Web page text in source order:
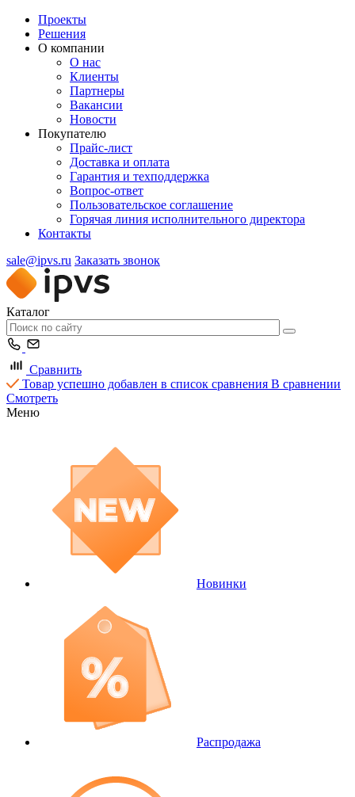
Проекты
Решения
О компании
О нас
Клиенты
Партнеры
Вакансии
Новости
Покупателю
Прайс-лист
Доставка и оплата
Гарантия и техподдержка
Вопрос-ответ
Пользовательское соглашение
Горячая линия исполнительного директора
Контакты
sale@ipvs.ru Заказать звонок
Каталог
Сравнить
Товар успешно добавлен в список сравнения В сравнении
Смотреть
Меню
Новинки
Распродажа